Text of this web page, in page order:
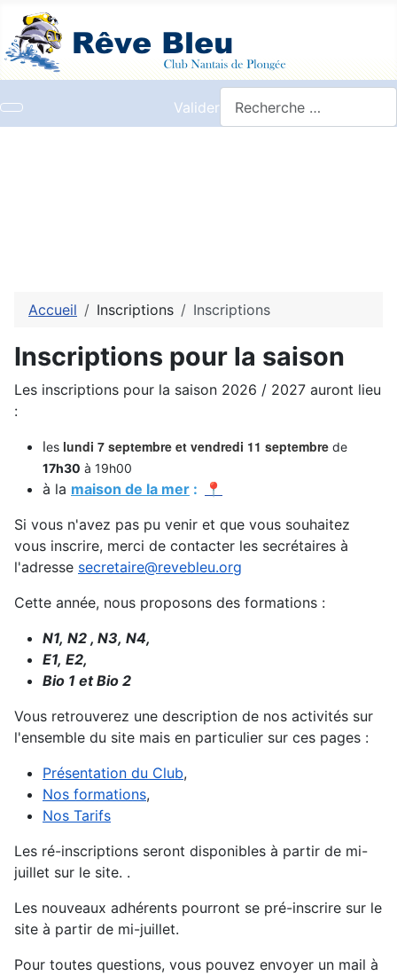
Valider
Accueil Inscriptions Inscriptions
Inscriptions pour la saison
Les inscriptions pour la saison 2026 / 2027 auront lieu
:
les lundi 7 septembre et vendredi 11 septembre de
17h30 à 19h00
à la maison de la mer :
📍
Si vous n'avez pas pu venir et que vous souhaitez
vous inscrire, merci de contacter les secrétaires à
l'adresse secretaire@revebleu.org
Cette année, nous proposons des formations :
N1, N2 , N3, N4,
E1, E2,
Bio 1 etBio 2
Vous retrouverez une description de nos activités sur
l'ensemble du site mais en particulier sur ces pages :
Présentation du Club,
Nos formations,
Nos Tarifs
Les ré-inscriptions seront disponibles à partir de mi-
juillet sur le site. .
Les nouveaux adhérents pourront se pré-inscrire sur le
site à partir de mi-juillet.
Pour toutes questions, vous pouvez envoyer un mail à